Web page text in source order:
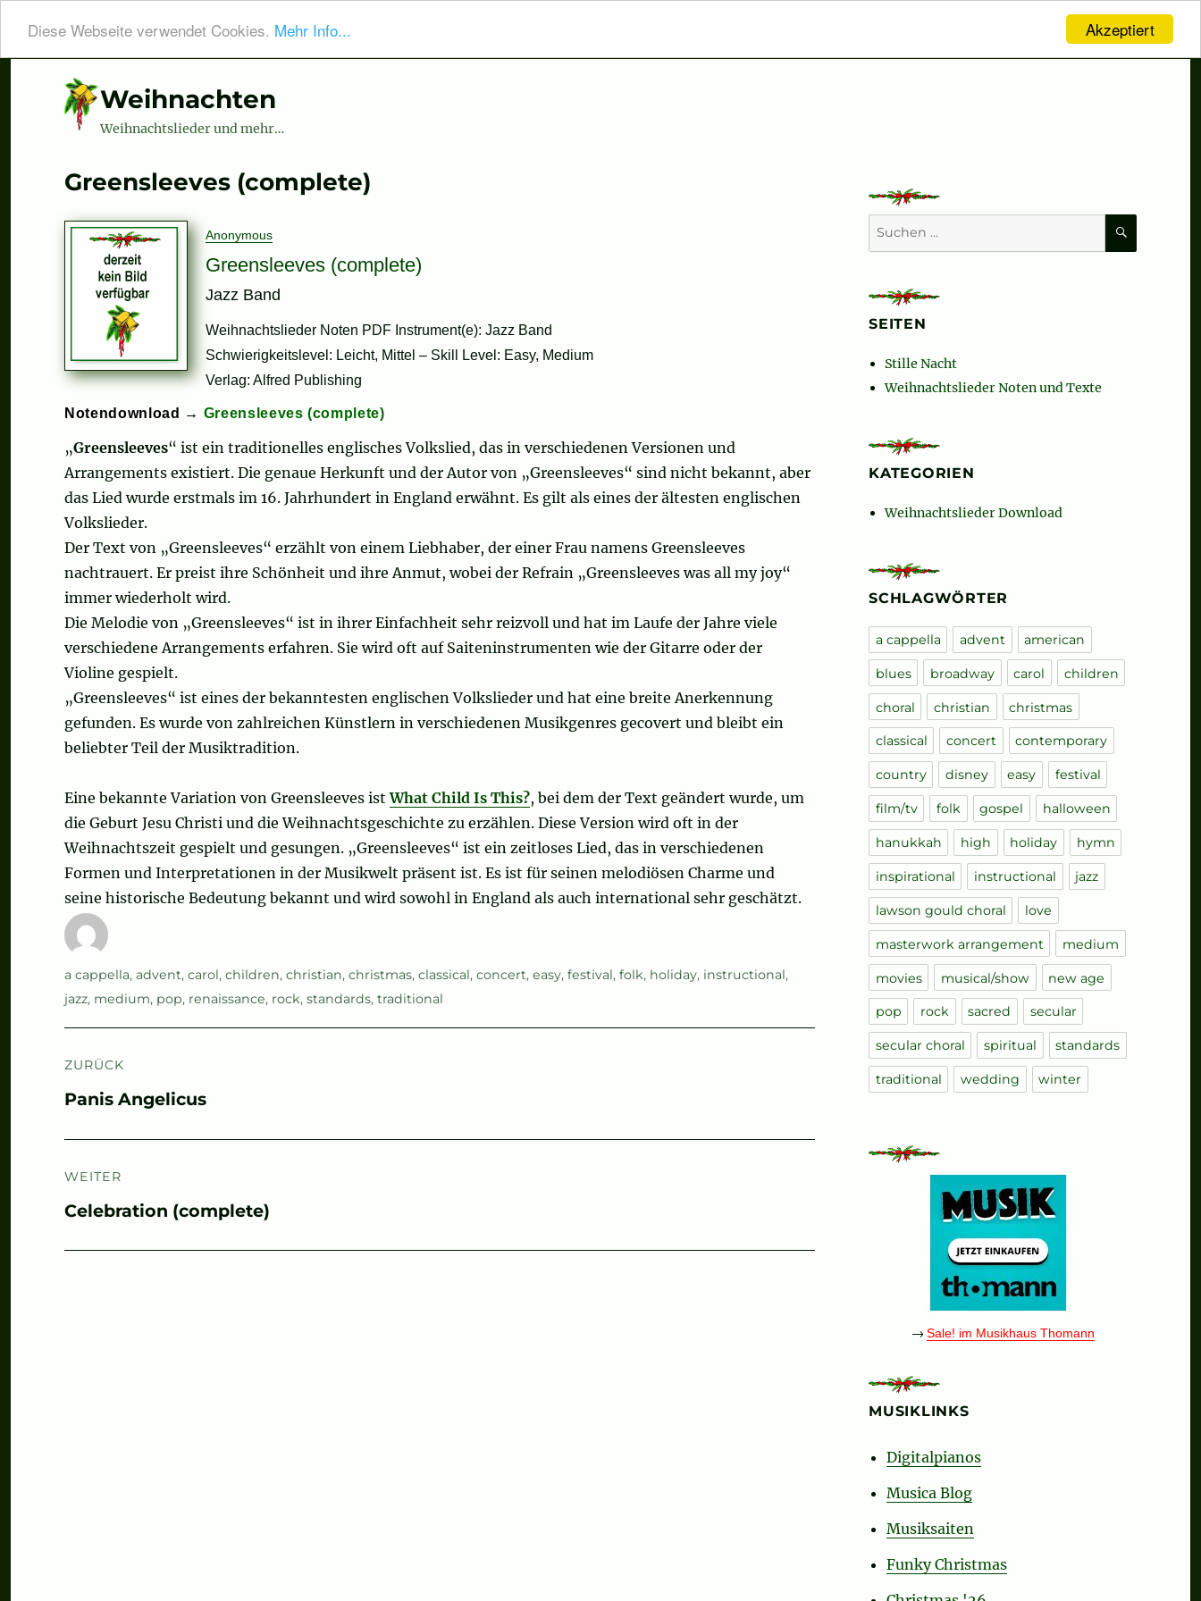
Akzeptiert
Diese Webseite verwendet Cookies. Mehr Info...
Weihnachten
Weihnachtslieder und mehr…
Greensleeves (complete)
Anonymous
Greensleeves (complete)
Jazz Band
Weihnachtslieder Noten PDF Instrument(e): Jazz Band
Schwierigkeitslevel: Leicht, Mittel – Skill Level: Easy, Medium
Verlag: Alfred Publishing
Notendownload → Greensleeves (complete)
„Greensleeves“ ist ein traditionelles englisches Volkslied, das in verschiedenen Versionen und
Arrangements existiert. Die genaue Herkunft und der Autor von „Greensleeves“ sind nicht bekannt, aber
das Lied wurde erstmals im 16. Jahrhundert in England erwähnt. Es gilt als eines der ältesten englischen
Volkslieder.
Der Text von „Greensleeves“ erzählt von einem Liebhaber, der einer Frau namens Greensleeves
nachtrauert. Er preist ihre Schönheit und ihre Anmut, wobei der Refrain „Greensleeves was all my joy“
immer wiederholt wird.
Die Melodie von „Greensleeves“ ist in ihrer Einfachheit sehr reizvoll und hat im Laufe der Jahre viele
verschiedene Arrangements erfahren. Sie wird oft auf Saiteninstrumenten wie der Gitarre oder der
Violine gespielt.
„Greensleeves“ ist eines der bekanntesten englischen Volkslieder und hat eine breite Anerkennung
gefunden. Es wurde von zahlreichen Künstlern in verschiedenen Musikgenres gecovert und bleibt ein
beliebter Teil der Musiktradition.
Eine bekannte Variation von Greensleeves istWhat Child Is This?, bei dem der Text geändert wurde, um
die Geburt Jesu Christi und die Weihnachtsgeschichte zu erzählen. Diese Version wird oft in der
Weihnachtszeit gespielt und gesungen. „Greensleeves“ ist ein zeitloses Lied, das in verschiedenen
Formen und Interpretationen in der Musikwelt präsent ist. Es ist für seinen melodiösen Charme und
seine historische Bedeutung bekannt und wird sowohl in England als auch international sehr geschätzt.
Autor
Schlagwörter
a cappella, advent, carol, children, christian, christmas, classical, concert, easy, festival, folk, holiday, instructional,
jazz, medium, pop, renaissance, rock, standards, traditional
ZURÜCK
Vorheriger
Panis Angelicus
WEITER
Nächster
Celebration (complete)
Suchen
nach:
SEITEN
Stille Nacht
Weihnachtslieder Noten und Texte
KATEGORIEN
Weihnachtslieder Download
SCHLAGWÖRTER
a cappella advent american
blues broadway carol children
choral christian christmas
classical concert contemporary
country disney easy festival
film/tv folk gospel halloween
hanukkah high holiday hymn
inspirational instructional jazz
lawson gould choral love
masterwork arrangement medium
movies musical/show new age
pop rock sacred secular
secular choral spiritual standards
traditional wedding winter
→Sale! im Musikhaus Thomann
MUSIKLINKS
Digitalpianos
Musica Blog
Musiksaiten
Funky Christmas